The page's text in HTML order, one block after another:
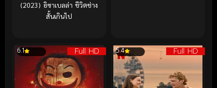
(2023) อิซาเบลล่า ชีวิตช่าง
สั้นเกินไป
Full HD
6.1 Full HD
5.4